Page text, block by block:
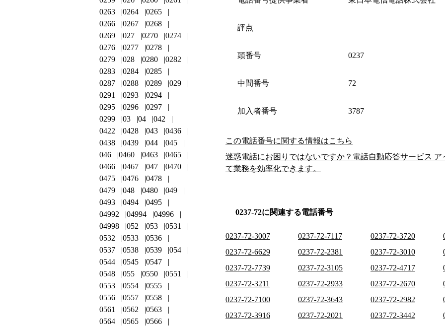
評点
頭番号 0237
中間番号 72
加入者番号 3787
この電話番号に関する情報はこちら
迷惑電話にお困りではないですか？電話自動応答サービス
て業務を効率化できます。
0237-72に関連する電話番号
0237-72-3007 0237-72-7117 0237-72-3720
0237-72-6629
0237-72-2381 0237-72-3010
0237-72-7739
0237-72-3105 0237-72-4717
0237-72-3211
0237-72-2933 0237-72-2670
0237-72-7100
0237-72-3643 0237-72-2982
0237-72-3916
0237-72-2021 0237-72-3442
0263
0264
0265
0266
0267
0268
0269
027 0270
0274
0276
0277
0278
0279
028 0280
0282
0283
0284
0285
0287
0288 0289
029
0291
0293
0294
0295
0296
0297
0299
03 04
042
0422
0428 043
0436
0438
0439 044
045
046
0460 0463
0465
0466
0467 047
0470
0475
0476
0478
0479
048 0480
049
0493
0494
0495
04992
04994
04996
04998
052 053
0531
0532
0533
0536
0537
0538 0539
054
0544
0545
0547
0548
055 0550
0551
0553
0554
0555
0556
0557
0558
0561
0562
0563
0564
0565
0566